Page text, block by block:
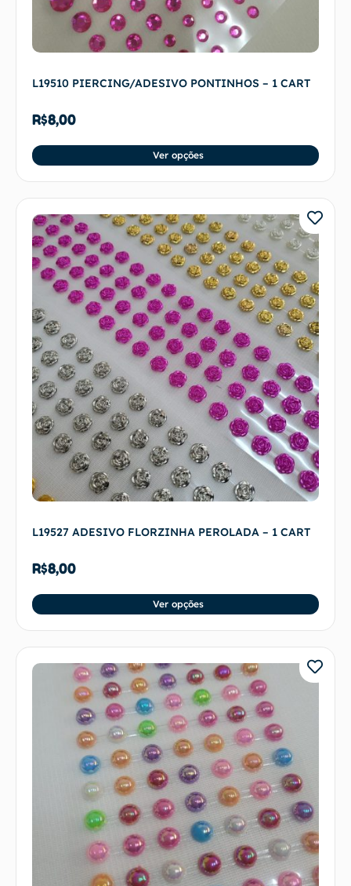
L19510 PIERCING/ADESIVO PONTINHOS – 1 CART
R$8,00
Ver opções
L19527 ADESIVO FLORZINHA PEROLADA – 1 CART
R$8,00
Ver opções